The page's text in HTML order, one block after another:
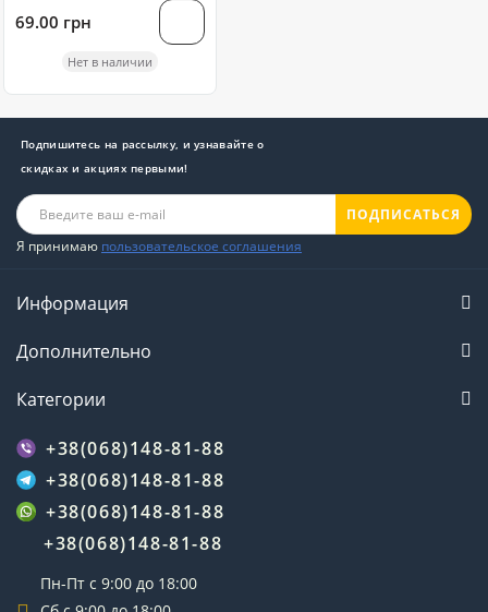
грамм
69.00 грн
Нет в наличии
Подпишитесь на рассылку, и узнавайте о
скидках и акциях первыми!
ПОДПИСАТЬСЯ
Я принимаю пользовательское соглашения
Информация
Дополнительно
Категории
+38(068)148-81-88
+38(068)148-81-88
+38(068)148-81-88
+38(068)148-81-88
Пн-Пт с 9:00 до 18:00